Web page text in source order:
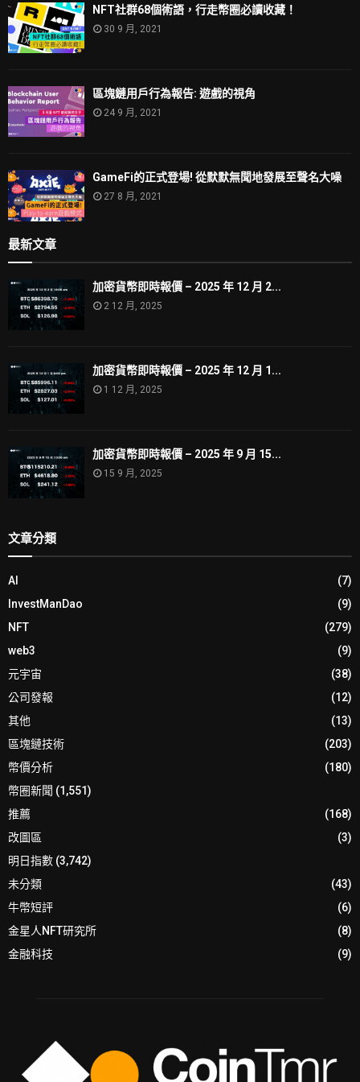
NFT社群68個術語，行走幣圈必讀收藏！
30 9 月, 2021
區塊鏈用戶行為報告: 遊戲的視角
24 9 月, 2021
GameFi的正式登場! 從默默無聞地發展至聲名大噪
27 8 月, 2021
最新文章
加密貨幣即時報價 – 2025 年 12 月 2...
2 12 月, 2025
加密貨幣即時報價 – 2025 年 12 月 1...
1 12 月, 2025
加密貨幣即時報價 – 2025 年 9 月 15...
15 9 月, 2025
文章分類
AI
(7)
InvestManDao
(9)
NFT
(279)
web3
(9)
元宇宙
(38)
公司發報
(12)
其他
(13)
區塊鏈技術
(203)
幣價分析
(180)
幣圈新聞 (1,551)
推薦
(168)
改圖區
(3)
明日指數 (3,742)
未分類
(43)
牛幣短評
(6)
金星人NFT研究所
(8)
金融科技
(9)